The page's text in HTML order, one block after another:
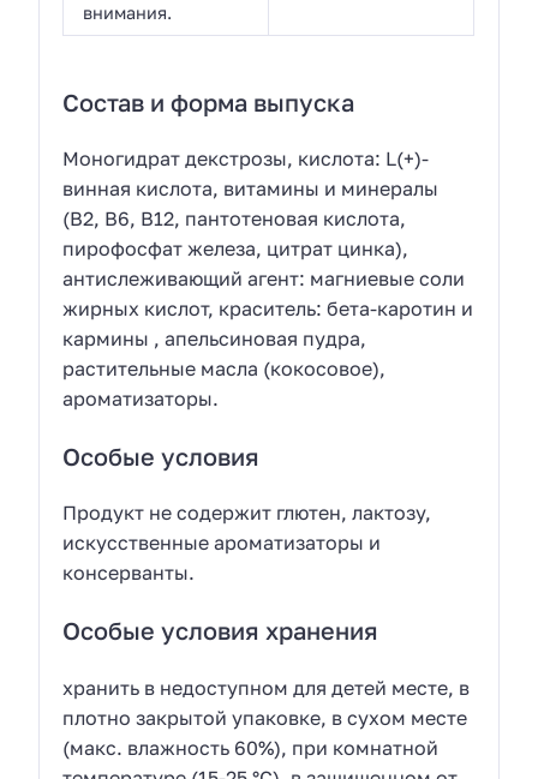
внимания.
Состав и форма выпуска
Моногидрат декстрозы, кислота: L(+)-
винная кислота, витамины и минералы
(B2, B6, B12, пантотеновая кислота,
пирофосфат железа, цитрат цинка),
антислеживающий агент: магниевые соли
жирных кислот, краситель: бета-каротин и
кармины , апельсиновая пудра,
растительные масла (кокосовое),
ароматизаторы.
Особые условия
Продукт не содержит глютен, лактозу,
искусственные ароматизаторы и
консерванты.
Особые условия хранения
хранить в недоступном для детей месте, в
плотно закрытой упаковке, в сухом месте
(макс. влажность 60%), при комнатной